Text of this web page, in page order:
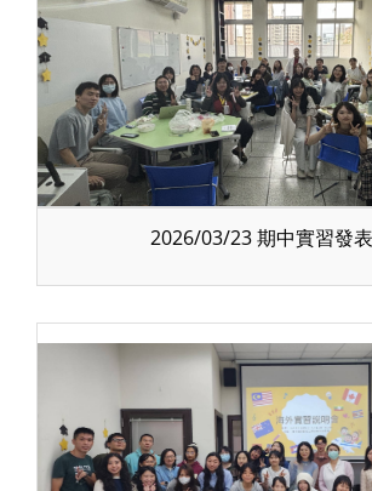
2026/03/23 期中實習發